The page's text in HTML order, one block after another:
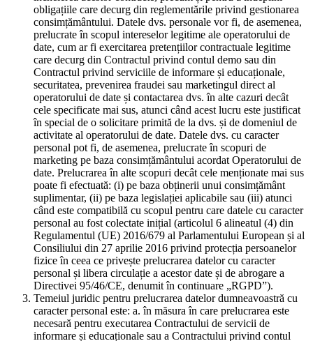
obligațiile care decurg din reglementările privind gestionarea
consimțământului. Datele dvs. personale vor fi, de asemenea,
prelucrate în scopul intereselor legitime ale operatorului de
date, cum ar fi exercitarea pretențiilor contractuale legitime
care decurg din Contractul privind contul demo sau din
Contractul privind serviciile de informare și educaționale,
securitatea, prevenirea fraudei sau marketingul direct al
operatorului de date și contactarea dvs. în alte cazuri decât
cele specificate mai sus, atunci când acest lucru este justificat
în special de o solicitare primită de la dvs. și de domeniul de
activitate al operatorului de date. Datele dvs. cu caracter
personal pot fi, de asemenea, prelucrate în scopuri de
marketing pe baza consimțământului acordat Operatorului de
date. Prelucrarea în alte scopuri decât cele menționate mai sus
poate fi efectuată: (i) pe baza obținerii unui consimțământ
suplimentar, (ii) pe baza legislației aplicabile sau (iii) atunci
când este compatibilă cu scopul pentru care datele cu caracter
personal au fost colectate inițial (articolul 6 alineatul (4) din
Regulamentul (UE) 2016/679 al Parlamentului European și al
Consiliului din 27 aprilie 2016 privind protecția persoanelor
fizice în ceea ce privește prelucrarea datelor cu caracter
personal și libera circulație a acestor date și de abrogare a
Directivei 95/46/CE, denumit în continuare „RGPD”).
Temeiul juridic pentru prelucrarea datelor dumneavoastră cu
caracter personal este: a. în măsura în care prelucrarea este
necesară pentru executarea Contractului de servicii de
informare și educaționale sau a Contractului privind contul